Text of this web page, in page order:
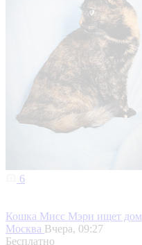
6
Кошка Мисс Мэри ищет дом
Москва Вчера, 09:27
Бесплатно